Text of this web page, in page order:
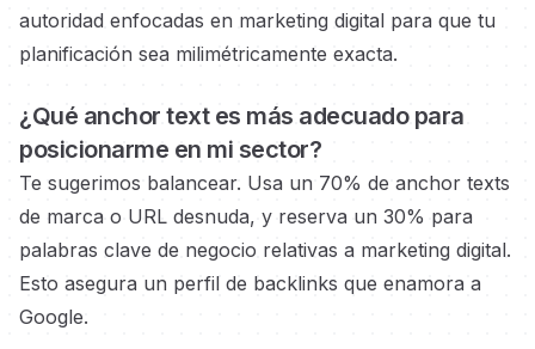
autoridad enfocadas en marketing digital para que tu
planificación sea milimétricamente exacta.
¿Qué anchor text es más adecuado para
posicionarme en mi sector?
Te sugerimos balancear. Usa un 70% de anchor texts
de marca o URL desnuda, y reserva un 30% para
palabras clave de negocio relativas a marketing digital.
Esto asegura un perfil de backlinks que enamora a
Google.